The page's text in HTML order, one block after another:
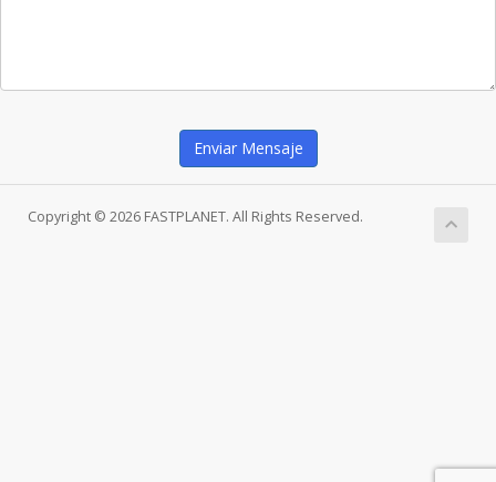
Enviar Mensaje
Copyright © 2026 FASTPLANET. All Rights Reserved.